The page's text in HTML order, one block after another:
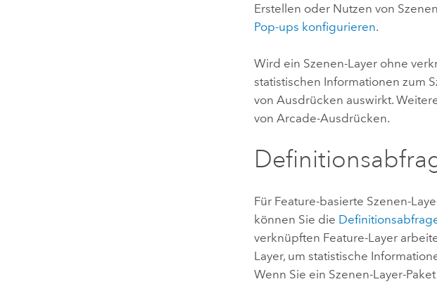
Erstellen oder Nutzen von
Pop-ups konfigurieren.
Wird ein Szenen-Layer ohne
statistischen Informationen zum
von Ausdrücken auswirkt.
vonArcade-Ausdrücken.
Für Feature-basierte Szenen-
können Sie die
verknüpften Feature-Layer
Layer, um statistische
Wenn Sie ein Szenen-Layer-Paket